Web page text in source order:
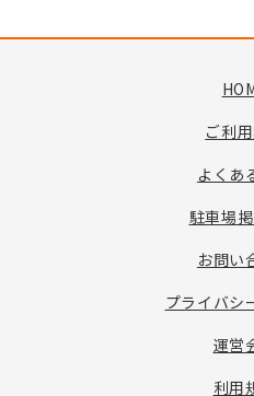
ご利
よくあ
駐車場
お問い
プライバシ
運営
利用